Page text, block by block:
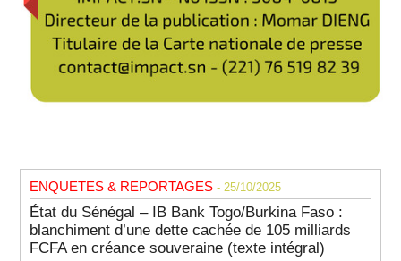
ENQUETES & REPORTAGES - 25/10/2025
État du Sénégal – IB Bank Togo/Burkina Faso :
blanchiment d’une dette cachée de 105 milliards
FCFA en créance souveraine (texte intégral)